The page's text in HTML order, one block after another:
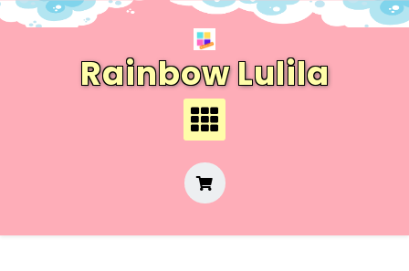
Skip
Rainbow Lulila